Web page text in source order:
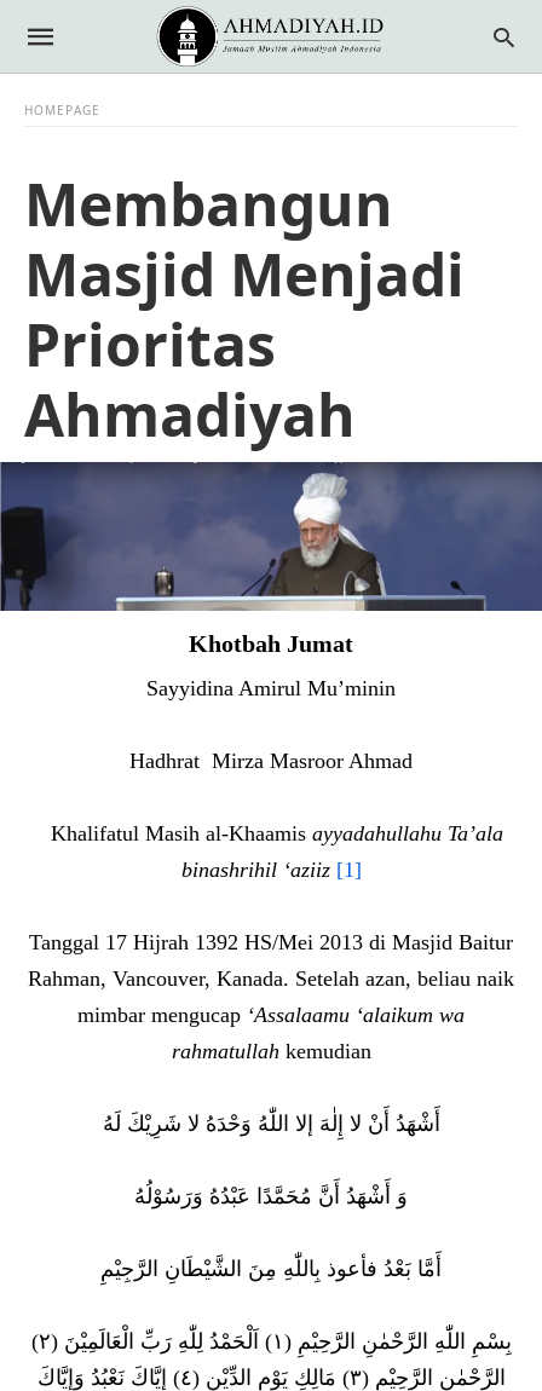
HOMEPAGE
Membangun
Masjid Menjadi
Prioritas
Ahmadiyah
Khotbah Jumat
Sayyidina Amirul Mu’minin
Hadhrat Mirza Masroor Ahmad
Khalifatul Masih al-Khaamis ayyadahullahu Ta’ala
binashrihil ‘aziiz [1]
Tanggal 17 Hijrah 1392 HS/Mei 2013 di Masjid Baitur
Rahman, Vancouver, Kanada. Setelah azan, beliau naik
mimbar mengucap ‘Assalaamu ‘alaikum wa
rahmatullah kemudian
أَشْهَدُ أَنْ لا إِلٰهَ إلا اللّٰهُ وَحْدَهُ لا شَرِيْكَ لَهُ
وَ أَشْهَدُ أَنَّ مُحَمَّدًا عَبْدُهُ وَرَسُوْلُهُ
أَمَّا بَعْدُ فأعوذ بِاللّٰهِ مِنَ الشَّيْطَانِ الرَّجِيْمِ
بِسْمِ اللّٰهِ الرَّحْمٰنِ الرَّحِيْمِ (١) اَلْحَمْدُ لِلّٰهِ رَبِّ الْعَالَمِيْنَ (٢)
الرَّحْمٰنِ الرَّحِيْمِ (٣) مَالِكِ يَوْمِ الدِّيْنِ (٤) إِيَّاكَ نَعْبُدُ وَإِيَّاكَ